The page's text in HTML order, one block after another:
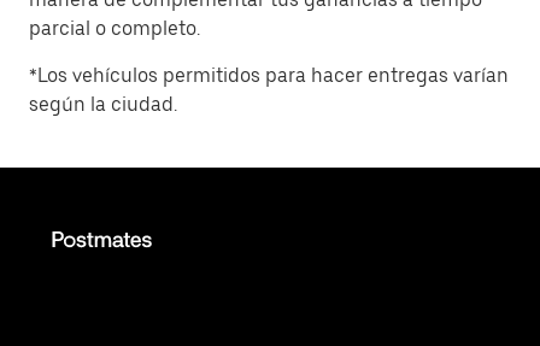
parcial o completo.
*Los vehículos permitidos para hacer entregas varían
según la ciudad.